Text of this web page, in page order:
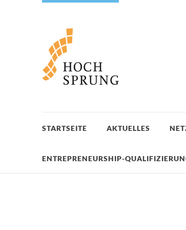
STARTSEITE AKTUELLES
ENTREPRENEURSHIP-